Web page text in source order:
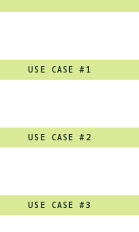
USE CASE #1
USE CASE #2
USE CASE #3